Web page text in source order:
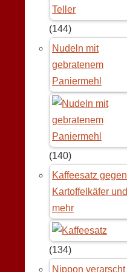
(144)
Nudeln mit
gebratenem
Paniermehl
(140)
Kaffeesatz gegen
Kartoffelkäfer und
mehr
(134)
Nippon verarscht